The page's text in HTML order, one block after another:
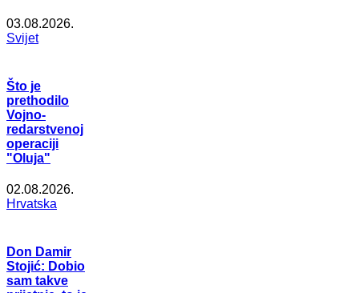
03.08.2026.
Svijet
Što je
prethodilo
Vojno-
redarstvenoj
operaciji
"Oluja"
02.08.2026.
Hrvatska
Don Damir
Stojić: Dobio
sam takve